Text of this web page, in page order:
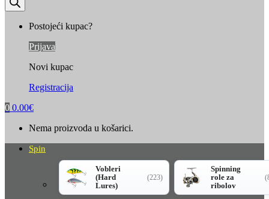
Postojeći kupac?
Prijava
Novi kupac
Registracija
0 0.00€
Nema proizvoda u košarici.
Spin
Vobleri
(Hard
Lures)
(223)
Spinning
role za
ribolov